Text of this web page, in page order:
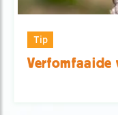
Tip
Verfomfaaide